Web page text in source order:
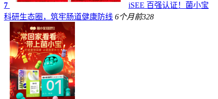
7
iSEE 百强认证！菌小宝
科研生态圈，筑牢肠道健康防线 6个月前328